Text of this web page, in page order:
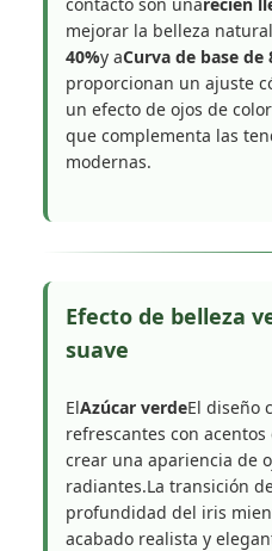
mejorar la belleza
40%y aCurva de base de
proporcionan un ajuste
un efecto de ojos de
que complementa las
modernas.
Efecto de belleza
suave
ElAzúcar verdeEl diseño
refrescantes con
crear una apariencia de
radiantes.La transición
profundidad del iris
acabado realista y